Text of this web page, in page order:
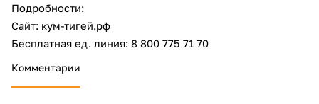
Подробности:
Сайт: кум-тигей.рф
Бесплатная ед. линия: 8 800 775 71 70
Комментарии